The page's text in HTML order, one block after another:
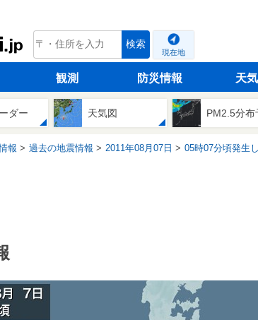
tenki.jp 検索
現在地
観測 防災情報 天
ダー 天気図 PM2.5分布
報 過去の地震情報 2011年08月07日 05時07分頃発生